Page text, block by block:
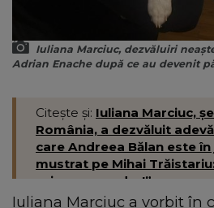
Iuliana Marciuc, dezvăluiri
Adrian Enache după ce au devenit
Citește și: Iuliana Marciuc,
România, a dezvăluit
care Andreea Bălan este
mustrat pe Mihai
oricum prea dur!”
Iuliana Marciuc a vorbit în